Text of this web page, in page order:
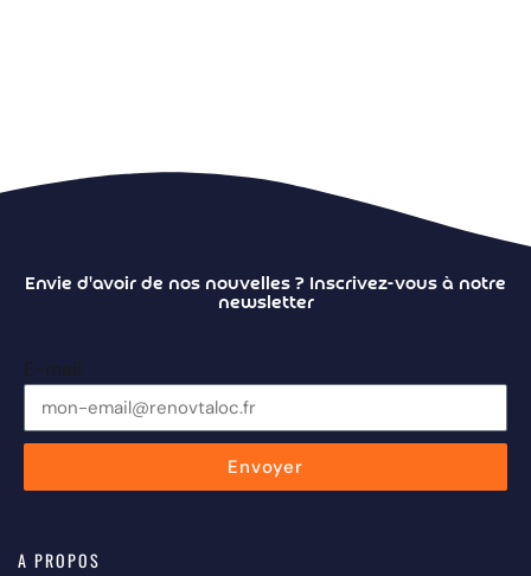
Envie d'avoir de nos nouvelles ? Inscrivez-vous à notre
newsletter
E-mail
Envoyer
A PROPOS